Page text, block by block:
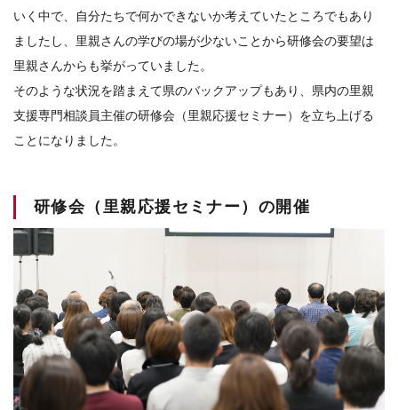
いく中で、自分たちで何かできないか考えていたところでもあり
ましたし、里親さんの学びの場が少ないことから研修会の要望は
里親さんからも挙がっていました。
そのような状況を踏まえて県のバックアップもあり、県内の里親
支援専門相談員主催の研修会（里親応援セミナー）を立ち上げる
ことになりました。
研修会（里親応援セミナー）の開催